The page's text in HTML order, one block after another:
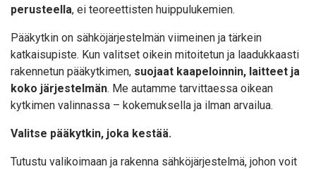
perusteella, ei teoreettisten huippulukemien.
Pääkytkin on sähköjärjestelmän viimeinen ja tärkein
katkaisupiste. Kun valitset oikein mitoitetun ja laadukkaasti
rakennetun pääkytkimen, suojaat kaapeloinnin, laitteet ja
koko järjestelmän. Me autamme tarvittaessa oikean
kytkimen valinnassa – kokemuksella ja ilman arvailua.
Valitse pääkytkin, joka kestää.
Tutustu valikoimaan ja rakenna sähköjärjestelmä, johon voit